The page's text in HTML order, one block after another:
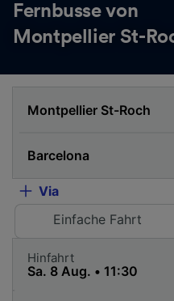
Fernbusse von
Montpellier St-
Via
Einfache Fahrt
Hinfahrt